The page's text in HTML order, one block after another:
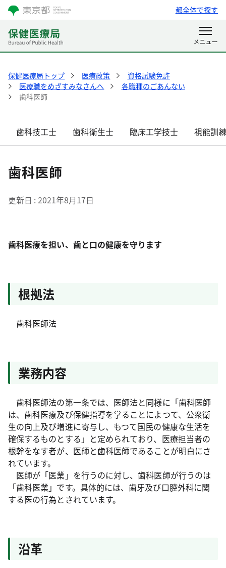
都全体で探す
保健医療局トップ 医療政策
資格試験免許
医療職をめざすみなさんへ
各職種のごあんない
歯科医師
歯科技工士 歯科衛生士 臨床工学技士 視能訓
歯科医師
更新日 2021年8月17日
歯科医療を担い、歯と口の健康を守ります
根拠法
歯科医師法
業務内容
歯科医師法の第一条では、医師法と同様に「歯科医師
は、歯科医療及び保健指導を掌ることによつて、公衆衛
生の向上及び増進に寄与し、もつて国民の健康な生活を
確保するものとする」と定められており、医療担当者の
根幹をなす者が、医師と歯科医師であることが明白にさ
れています。
医師が「医業」を行うのに対し、歯科医師が行うのは
「歯科医業」です。具体的には、歯牙及び口腔外科に関
する医の行為とされています。
沿革